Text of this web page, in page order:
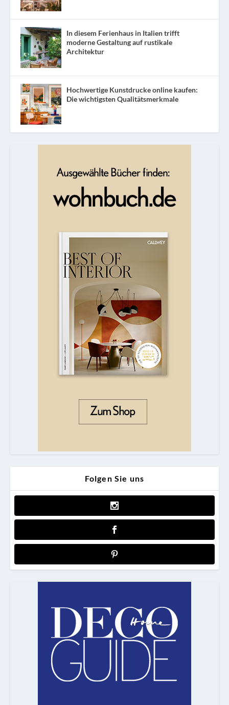
In diesem Ferienhaus in Italien trifft
moderne Gestaltung auf rustikale
Architektur
Hochwertige Kunstdrucke online kaufen:
Die wichtigsten Qualitätsmerkmale
Folgen Sie uns